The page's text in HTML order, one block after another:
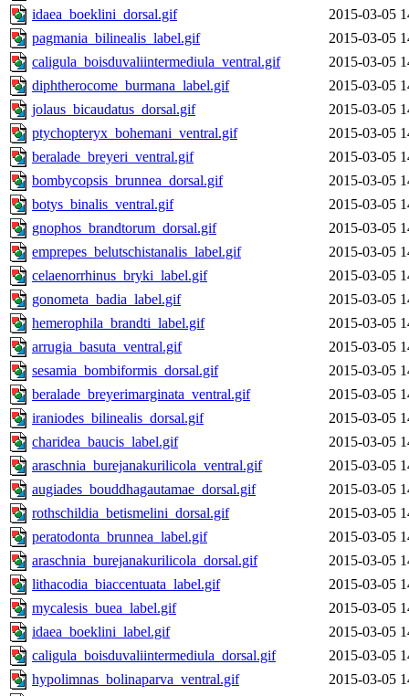
idaea_boeklini_dorsal.gif
2015-03-05
pagmania_bilinealis_label.gif
2015-03-05
caligula_boisduvaliintermediula_ventral.gif
2015-03-05
diphtherocome_burmana_label.gif
2015-03-05
jolaus_bicaudatus_dorsal.gif
2015-03-05
ptychopteryx_bohemani_ventral.gif
2015-03-05
beralade_breyeri_ventral.gif
2015-03-05
bombycopsis_brunnea_dorsal.gif
2015-03-05
botys_binalis_ventral.gif
2015-03-05
gnophos_brandtorum_dorsal.gif
2015-03-05
emprepes_belutschistanalis_label.gif
2015-03-05
celaenorrhinus_bryki_label.gif
2015-03-05
gonometa_badia_label.gif
2015-03-05
hemerophila_brandti_label.gif
2015-03-05
arrugia_basuta_ventral.gif
2015-03-05
sesamia_bombiformis_dorsal.gif
2015-03-05
beralade_breyerimarginata_ventral.gif
2015-03-05
iraniodes_bilinealis_dorsal.gif
2015-03-05
charidea_baucis_label.gif
2015-03-05
araschnia_burejanakurilicola_ventral.gif
2015-03-05
augiades_bouddhagautamae_dorsal.gif
2015-03-05
rothschildia_betismelini_dorsal.gif
2015-03-05
peratodonta_brunnea_label.gif
2015-03-05
araschnia_burejanakurilicola_dorsal.gif
2015-03-05
lithacodia_biaccentuata_label.gif
2015-03-05
mycalesis_buea_label.gif
2015-03-05
idaea_boeklini_label.gif
2015-03-05
caligula_boisduvaliintermediula_dorsal.gif
2015-03-05
hypolimnas_bolinaparva_ventral.gif
2015-03-05